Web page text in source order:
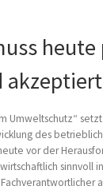
Umweltschutz“ setzt
des
vor der
sinnvoll